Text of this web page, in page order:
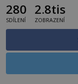
280
SDÍLENÍ
2.8tis
ZOBRAZENÍ